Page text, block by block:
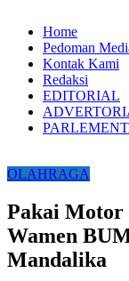
Home
Pedoman
Kontak Kami
Redaksi
EDITORIAL
OLAHRAGA
Pakai
Wamen
Mandalika